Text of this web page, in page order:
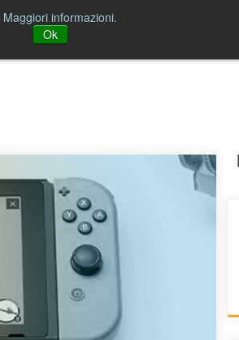
Maggiori informazioni.
Ok